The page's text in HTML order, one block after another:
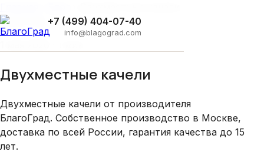
+7 (499) 404-07-40
info@blagograd.com
Smart City
Двухместные качели
Двухместные качели от производителя
БлагоГрад. Собственное производство в Москве,
доставка по всей России, гарантия качества до 15
лет.